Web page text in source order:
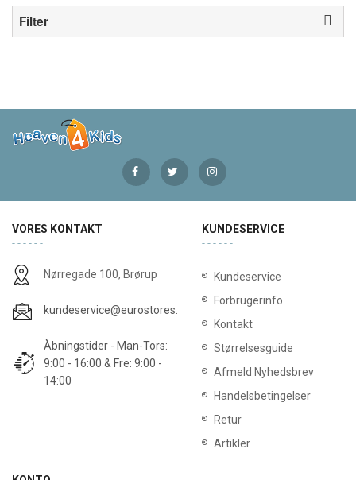
Filter
VORES KONTAKT
Nørregade 100, Brørup
kundeservice@eurostores.dk
Åbningstider - Man-Tors:
9:00 - 16:00 & Fre: 9:00 -
14:00
KUNDESERVICE
Kundeservice
Forbrugerinfo
Kontakt
Størrelsesguide
Afmeld Nyhedsbrev
Handelsbetingelser
Retur
Artikler